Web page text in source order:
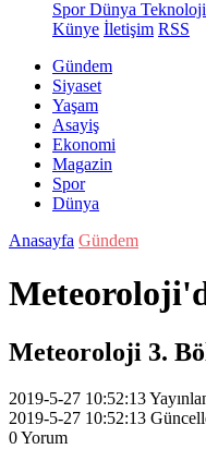
SporDünya Teknoloji
Künye İletişim RSS
Gündem
Siyaset
Yaşam
Asayiş
Ekonomi
Magazin
Spor
Dünya
Anasayfa Gündem
Meteoroloji 3.
2019-5-27 10:52:13
2019-5-27 10:52:13
0Yorum